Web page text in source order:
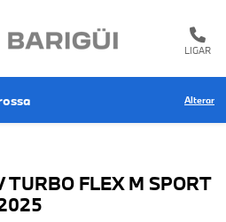
LIGAR
Alterar
FLEX M SPORT